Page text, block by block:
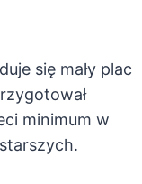
się mały plac
minimum w